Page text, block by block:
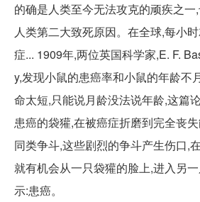
的确是人类至今无法攻克的顽疾之
人类第二大致死原因。在全球,每小
症... 1909年,两位英国科学家,E. F.
y,发现小鼠的患癌率和小鼠的年龄不
命太短,只能说月龄没法说年龄,这篇
患癌的袋獾,在被癌症折磨到完全丧
同类争斗,这些剧烈的争斗产生伤口,
就有机会从一只袋獾的脸上,进入另
示:患癌。